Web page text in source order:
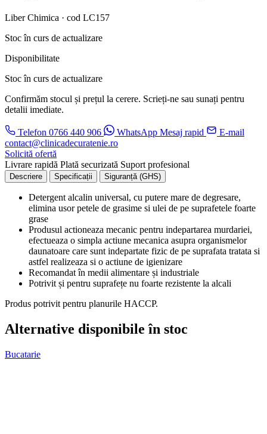
Liber Chimica · cod LC157
Stoc în curs de actualizare
Disponibilitate
Stoc în curs de actualizare
Confirmăm stocul și prețul la cerere. Scrieți-ne sau sunați pentru
detalii imediate.
Telefon 0766 440 906 WhatsApp Mesaj rapid
E-mail
contact@clinicadecuratenie.ro
Solicită ofertă
Livrare rapidă Plată securizată Suport profesional
Descriere Specificații Siguranță (GHS)
Detergent alcalin universal, cu putere mare de degresare,
elimina usor petele de grasime si ulei de pe suprafetele foarte
grase
Produsul actioneaza mecanic pentru indepartarea murdariei,
efectueaza o simpla actiune mecanica asupra organismelor
daunatoare care sunt indepartate fizic de pe suprafata tratata si
astfel realizeaza si o actiune de igienizare
Recomandat în medii alimentare și industriale
Potrivit și pentru suprafețe nu foarte rezistente la alcali
Produs potrivit pentru planurile HACCP.
Alternative disponibile în stoc
Bucatarie